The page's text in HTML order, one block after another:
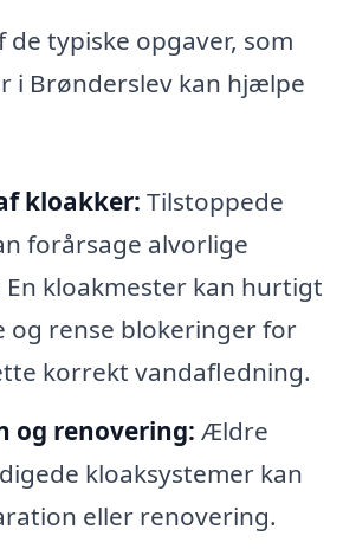
de typiske opgaver, som
i Brønderslev kan hjælpe
kloakker: Tilstoppede
forårsage alvorlige
kloakmester kan hurtigt
og rense blokeringer for
korrekt vandafledning.
og renovering: Ældre
kloaksystemer kan
eller renovering.